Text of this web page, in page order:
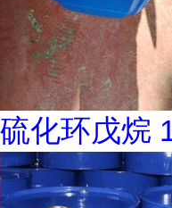
硫化环戊烷